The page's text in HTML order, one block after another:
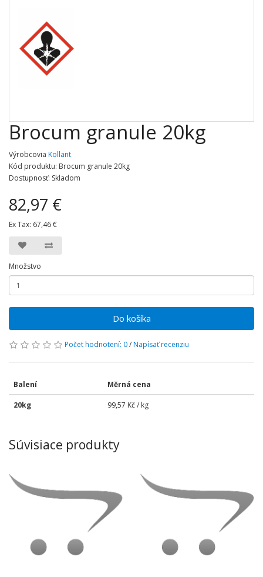
Brocum granule 20kg
Výrobcovia Kollant
Kód produktu: Brocum granule 20kg
Dostupnosť: Skladom
82,97 €
Ex Tax: 67,46 €
Množstvo
Do košíka
Počet hodnotení: 0/Napísať recenziu
Balení Měrná cena
20kg 99,57 Kč / kg
Súvisiace produkty